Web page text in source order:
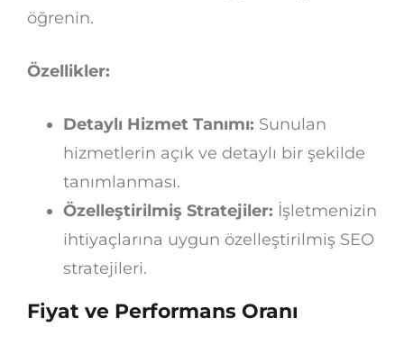
öğrenin.
Özellikler:
Detaylı Hizmet Tanımı: Sunulan
hizmetlerin açık ve detaylı bir şekilde
tanımlanması.
Özelleştirilmiş Stratejiler: İşletmenizin
ihtiyaçlarına uygun özelleştirilmiş SEO
stratejileri.
Fiyat ve Performans Oranı